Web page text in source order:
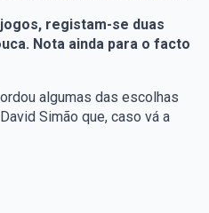
registam-se duas
Nota ainda para o facto
algumas das escolhas
Simão que, caso vá a